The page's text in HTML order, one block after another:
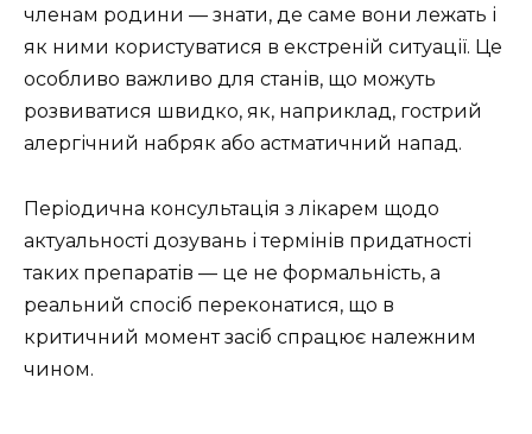
членам родини — знати, де саме вони лежать і
як ними користуватися в екстреній ситуації. Це
особливо важливо для станів, що можуть
розвиватися швидко, як, наприклад, гострий
алергічний набряк або астматичний напад.
Періодична консультація з лікарем щодо
актуальності дозувань і термінів придатності
таких препаратів — це не формальність, а
реальний спосіб переконатися, що в
критичний момент засіб спрацює належним
чином.